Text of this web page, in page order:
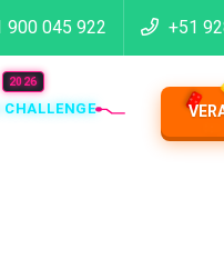
900 045 922 +51
2026
CHALLENGE